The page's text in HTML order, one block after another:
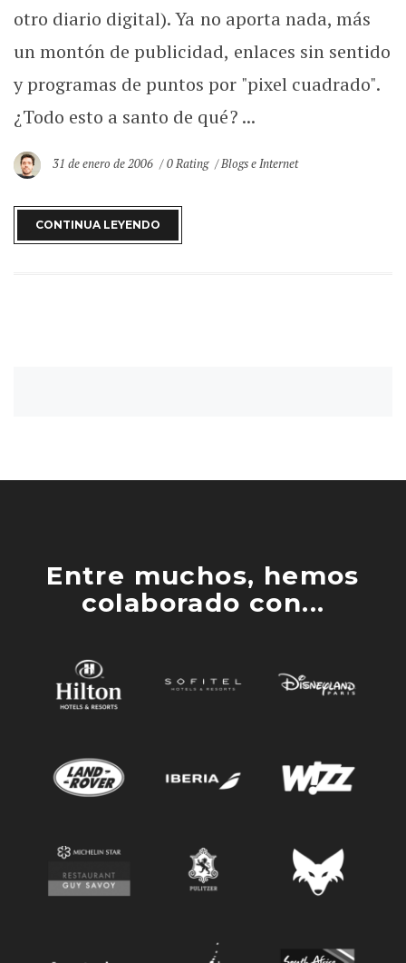
otro diario digital). Ya no aporta nada, más
un montón de publicidad, enlaces sin sentido
y programas de puntos por "pixel cuadrado".
¿Todo esto a santo de qué? ...
31 de enero de 2006 0 Rating Blogs e Internet
CONTINUA LEYENDO
Entre muchos, hemos
colaborado con...